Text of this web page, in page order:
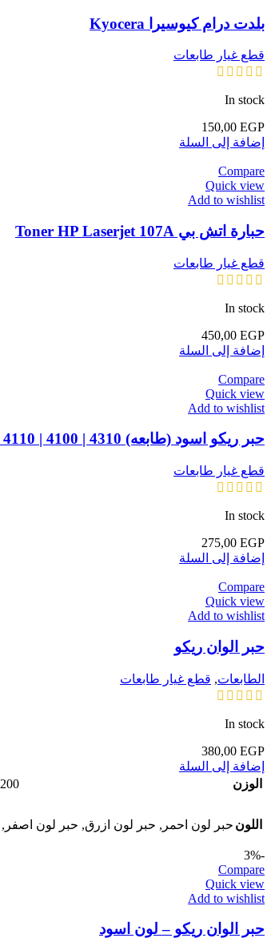
بلدت درام كيوسيرا Kyocera
قطع غيار طابعات
In stock
150,00 EGP
إضافة إلى السلة
Compare
Quick view
Add to wishlist
حبارة اتش بي Toner HP Laserjet 107A
قطع غيار طابعات
In stock
450,00 EGP
إضافة إلى السلة
Compare
Quick view
Add to wishlist
حبر ريكو اسود (طابعه) 4310 | 4100 | 4110 | 4210
قطع غيار طابعات
In stock
275,00 EGP
إضافة إلى السلة
Compare
Quick view
Add to wishlist
حبر الوان ريكو
الطابعات, قطع غيار طابعات
In stock
380,00 EGP
إضافة إلى السلة
الوزن
200 كيلوجرام
اللون حبر لون احمر , حبر لون ازرق, حبر لون اصفر ,
-3%
Compare
Quick view
Add to wishlist
حبر الوان ريكو – لون اسود